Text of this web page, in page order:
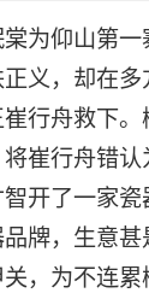
为仰山第
义，却在
行舟救下
崔行舟错
开了一家
牌，生意
，为不连